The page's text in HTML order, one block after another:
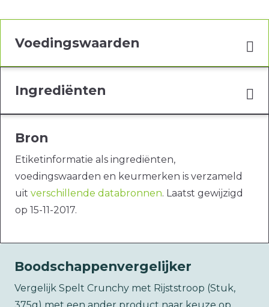
Voedingswaarden
Ingrediënten
Bron
Etiketinformatie als ingrediënten,
voedingswaarden en keurmerken is verzameld
uit verschillende databronnen. Laatst gewijzigd
op 15-11-2017.
Boodschappenvergelijker
Vergelijk Spelt Crunchy met Rijststroop (Stuk,